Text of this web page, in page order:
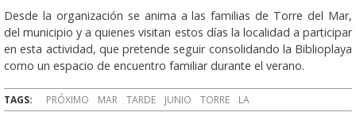
Desde la organización se anima a las familias de Torre del Mar,
del municipio y a quienes visitan estos días la localidad a participar
en esta actividad, que pretende seguir consolidando la Biblioplaya
como un espacio de encuentro familiar durante el verano.
TAGS: PRÓXIMO MAR TARDE JUNIO TORRE LA